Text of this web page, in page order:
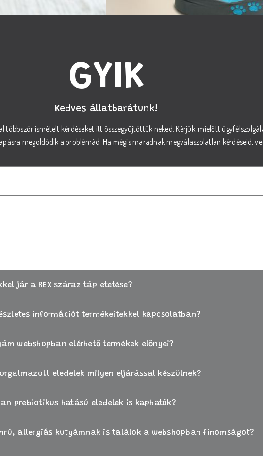
GYIK
Kedves állatbarátunk!
többször ismételt kérdéseket itt összegyűjtöttük neked. Kérjük, mielőtt
megoldódik a problémád. Ha mégis maradnak megválaszolatlan kérdéseid,
jár a REX száraz táp etetése?
információt termékeitekkel kapcsolatban?
webshopban elérhető termékek előnyei?
eledelek milyen eljárással készülnek?
prebiotikus hatású eledelek is kaphatók?
allergiás kutyámnak is találok a webshopban finomságot?